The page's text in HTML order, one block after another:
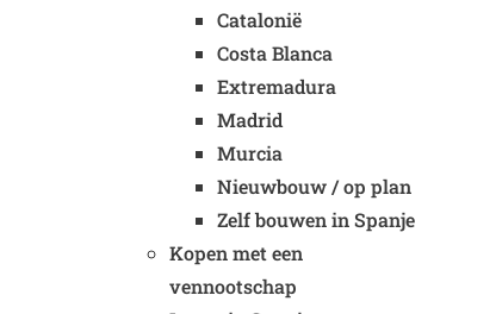
Catalonië
Costa Blanca
Extremadura
Madrid
Murcia
Nieuwbouw / op plan
Zelf bouwen in Spanje
Kopen met een
vennootschap